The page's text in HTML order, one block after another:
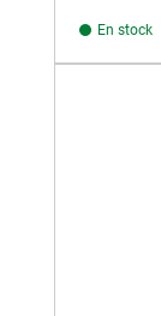
En stock